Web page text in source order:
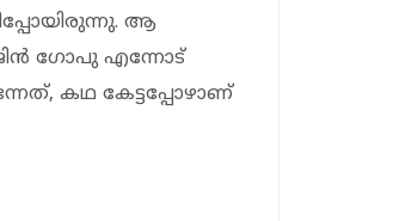
ആ
ഗോപു എന്നോട്
കഥ കേട്ടപ്പോഴാണ്